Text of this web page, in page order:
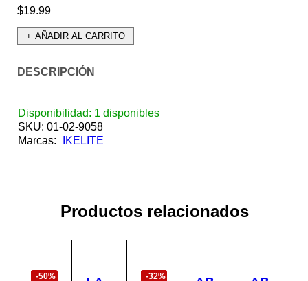
$19.99
AÑADIR AL CARRITO
DESCRIPCIÓN
Disponibilidad: 1 disponibles
SKU: 01-02-9058
Marcas:
IKELITE
Productos relacionados
-50%
-32%